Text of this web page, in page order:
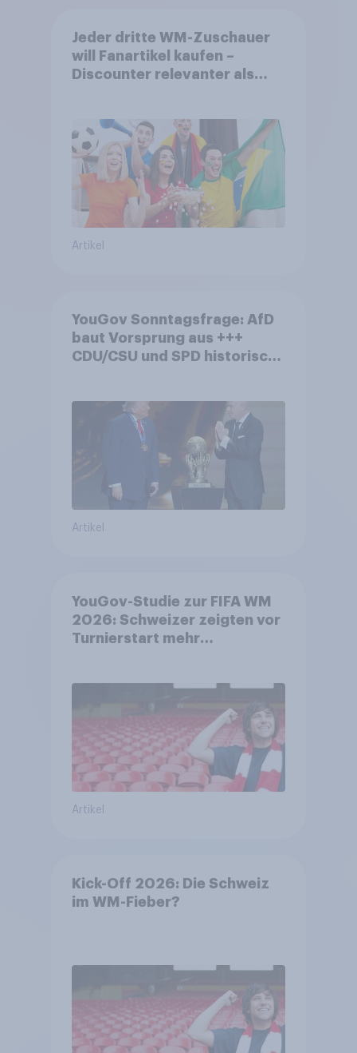
Jeder dritte WM-Zuschauer
will Fanartikel kaufen –
Discounter relevanter als
Artikel
YouGov Sonntagsfrage: AfD
baut Vorsprung aus +++
CDU/CSU und SPD historisch
Fußball-WM ohne Politik
Artikel
YouGov-Studie zur FIFA WM
2026: Schweizer zeigten vor
Turnierstart mehr
Artikel
Kick-Off 2026: Die Schweiz
im WM-Fieber?​